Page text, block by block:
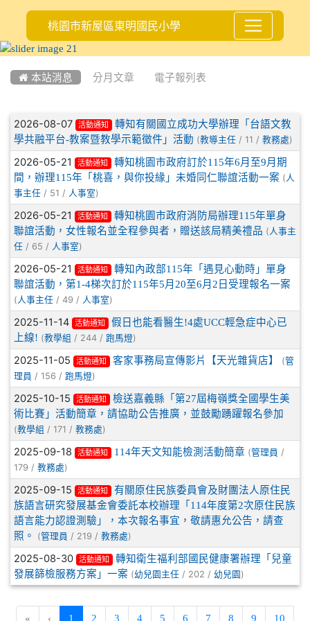
桃園市新屋區東明國民小學
 本站消息 分月文章 電子報列表
文章列表
2026-08-07 活動通知
轉知有關國立成功大學辦理「台語文教
學共融平台-教案暨教學示範徵件」活動 (教導主任 / 11 / 教務處)
2026-05-21 活動通知
轉知桃園市政府訂於115年6月至9月期
間，辦理115年「桃喜，與你投緣」未婚同仁聯誼活動一案 ( 人
事主任 / 51 / 人事室)
2026-05-21 活動通知
轉知桃園市政府消防局辦理115年單身
聯誼活動，女性報名並全程參與者，贈送該局精美禮品 ( 人事主
任 / 65 / 人事室)
2026-05-21 活動通知
轉知內政部115年「遇見心動時」單身
聯誼活動，第1-4梯次訂於115年5月20至6月2日受理報名一案
( 人事主任 / 49 / 人事室)
2025-11-14 活動通知
假日也能看醫生!4處UCC輕急症中心已
上線! (教學組 / 244 / 跑馬燈)
2025-11-05 活動通知 客家事務局宣傳影片【天光雜貨店】 (管
理員 / 156 / 跑馬燈)
2025-10-15 活動通知
檢送嘉義縣「第27屆梅嶺獎全國學生美
術比賽」活動簡章，請協助公告推廣，並鼓勵踴躍報名參加
(教學組 / 171 / 教務處)
2025-09-18 活動通知 114年天文知能檢測活動簡章 (管理員 /
179 / 教務處)
2025-09-15 活動通知
有關原住民族委員會及財團法人原住民
族語言研究發展基金會委託本校辦理「114年度第2次原住民族
語言能力認證測驗」，本次報名事宜，敬請惠允公告，請查
照。
(管理員 / 219 / 教務處)
2025-08-30 活動通知
轉知衛生福利部國民健康署辦理「兒童
發展篩檢服務方案」一案 (幼兒園主任 / 202 / 幼兒園 )
« ‹ 1 (current)
2 3 4 5 6 7 8 9 10